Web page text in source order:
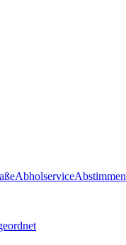
AbholserviceAbstimmen